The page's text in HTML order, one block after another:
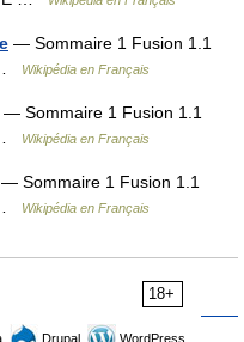
— Sommaire 1 Fusion 1.1
Wikipédia en Français
— Sommaire 1 Fusion 1.1
Wikipédia en Français
— Sommaire 1 Fusion 1.1
Wikipédia en Français
18+
Drupal, WordPress,